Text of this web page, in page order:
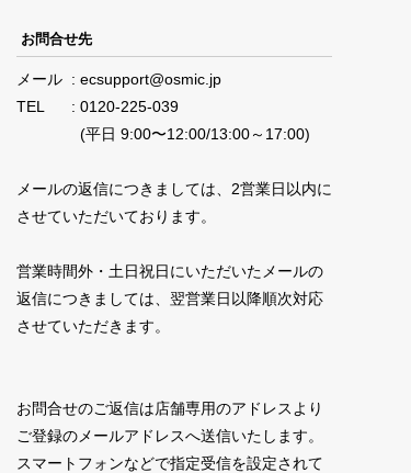
お問合せ先
メール
ecsupport@osmic.jp
TEL
0120-225-039
(平日 9:00〜12:00/13:00～17:00)
メールの返信につきましては、2営業日以内に
させていただいております。
営業時間外・土日祝日にいただいたメールの
返信につきましては、翌営業日以降順次対応
させていただきます。
お問合せのご返信は店舗専用のアドレスより
ご登録のメールアドレスへ送信いたします。
スマートフォンなどで指定受信を設定されて